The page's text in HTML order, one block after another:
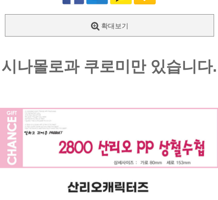
확대보기
시나몰로과 쿠로미만 있습니다.